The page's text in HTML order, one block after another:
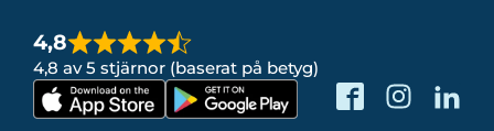
4,8
4,8 av 5 stjärnor (baserat på betyg)